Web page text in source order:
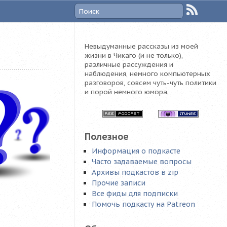
Невыдуманные рассказы из моей
жизни в Чикаго (и не только),
различные рассуждения и
наблюдения, немного компьютерных
разговоров, совсем чуть-чуть политики
и порой немного юмора.
Полезное
Информация о подкасте
Часто задаваемые вопросы
Архивы подкастов в zip
Прочие записи
Все фиды для подписки
Помочь подкасту на Patreon